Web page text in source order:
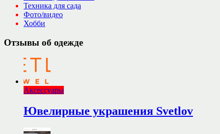
Техника для сада
Фото/видео
Хобби
Отзывы об одежде
Аксессуары
Ювелирные украшения Svetlov